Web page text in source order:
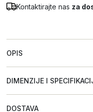
Kontaktirajte nas za
OPIS
DIMENZIJE I
DOSTAVA